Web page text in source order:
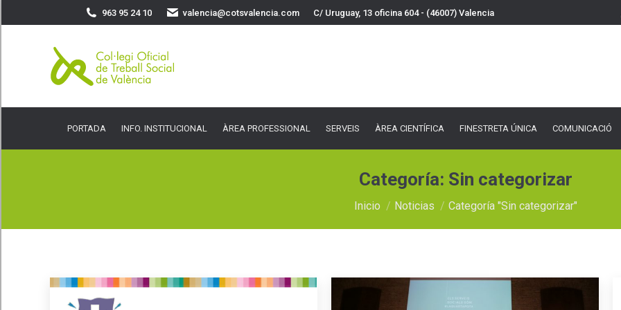
963 95 24 10 valencia@cotsvalencia.com C/ Uruguay, 13 oficina 604 - (46007) Valencia
PORTADA INFO. INSTITUCIONAL ÀREA PROFESSIONAL SERVEIS ÀREA CIENTÍFICA FINESTRETA ÚNICA COMUNICACIÓ
Categoría: Sin categorizar
Estás aquí:
Inicio Noticias Categoría "Sin categorizar"
ÀREA PROFESSIONAL ÀREA CIENTÍFICA FINESTRETA ÚNICA